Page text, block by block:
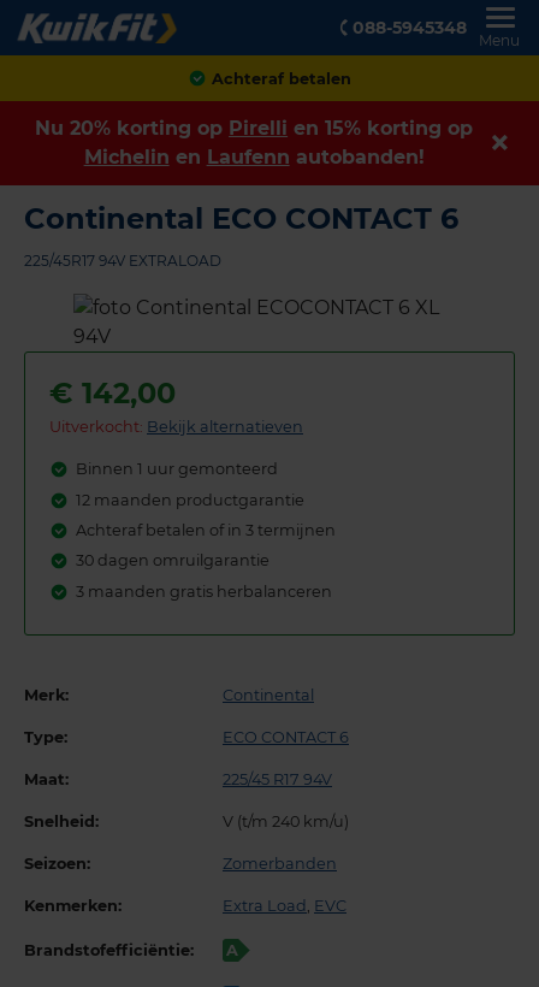
088-5945348
Menu
Achteraf betalen
Nu 20% korting op Pirelli en 15% korting op
Michelin en Laufenn autobanden!
Continental ECO CONTACT 6
225/45R17 94V EXTRALOAD
€ 142,00
Uitverkocht: Bekijk alternatieven
Binnen 1 uur gemonteerd
12 maanden productgarantie
Achteraf betalen of in 3 termijnen
30 dagen omruilgarantie
3 maanden gratis herbalanceren
Merk: Continental
Type: ECO CONTACT 6
Maat: 225/45 R17 94V
Snelheid: V (t/m 240 km/u)
Seizoen: Zomerbanden
Kenmerken: Extra Load , EVC
Brandstofefficiëntie: A